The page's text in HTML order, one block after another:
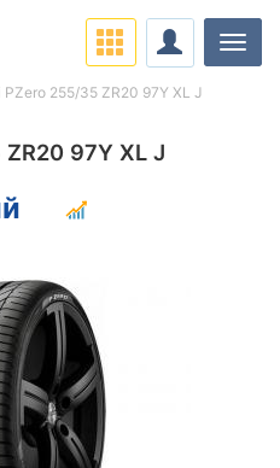
ZR20 97Y XL J
PZero 255/35 ZR20 97Y XL J